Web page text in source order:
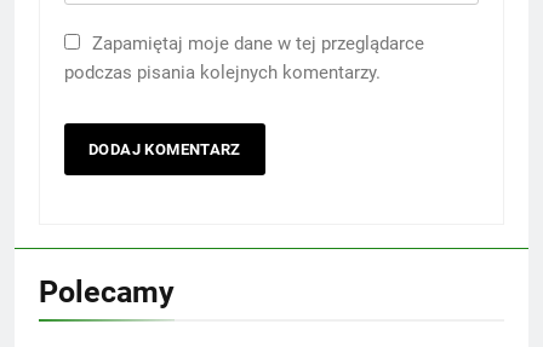
Zapamiętaj moje dane w tej przeglądarce
podczas pisania kolejnych komentarzy.
Polecamy